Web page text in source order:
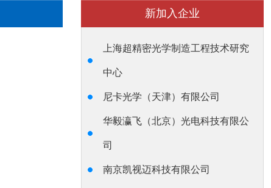
新加入企业
上海超精密光学制造工程技术研究
中心
尼卡光学（天津）有限公司
华毅瀛飞（北京）光电科技有限公
司
南京凯视迈科技有限公司